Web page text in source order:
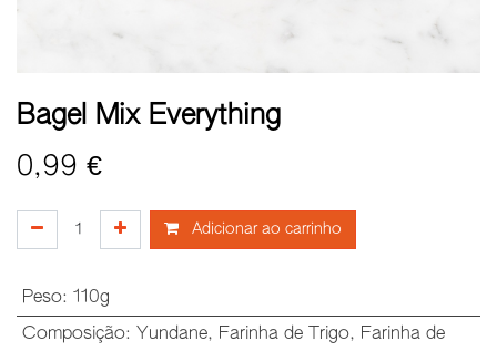
Bagel Mix Everything
0,99 €
Adicionar ao carrinho
Peso: 110g
Composição: Yundane, Farinha de Trigo, Farinha de